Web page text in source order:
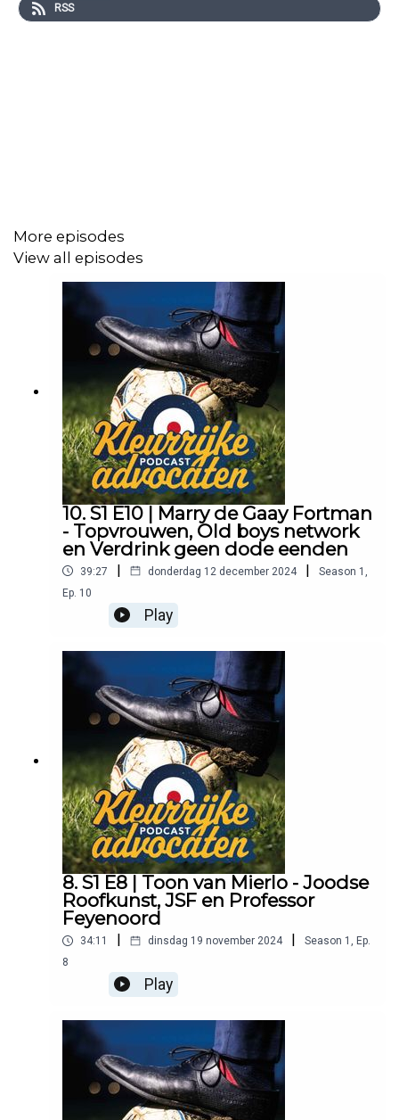
RSS
More episodes
View all episodes
10. S1 E10 | Marry de Gaay Fortman
- Topvrouwen, Old boys network
en Verdrink geen dode eenden
39:27 | donderdag 12 december 2024 | Season 1 ,
Ep. 10
Play
8. S1 E8 | Toon van Mierlo - Joodse
Roofkunst, JSF en Professor
Feyenoord
34:11 | dinsdag 19 november 2024 | Season 1 , Ep.
8
Play